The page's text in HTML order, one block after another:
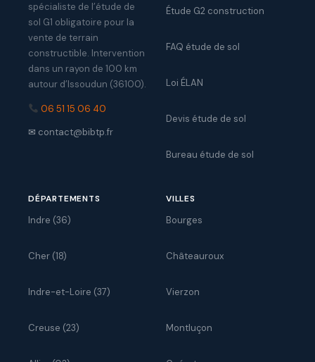
spécialiste de l’étude de
sol G1 obligatoire pour la
vente de terrain
constructible. Intervention
dans un rayon de 100 km
autour d’Issoudun (36100).
06 51 15 06 40
✉ contact@bibtp.fr
Étude G2 construction
FAQ étude de sol
Loi ÉLAN
Devis étude de sol
Bureau étude de sol
DÉPARTEMENTS
Indre (36)
Cher (18)
Indre-et-Loire (37)
Creuse (23)
VILLES
Bourges
Châteauroux
Vierzon
Montluçon